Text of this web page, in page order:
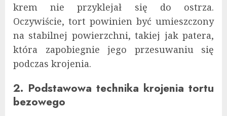
krem nie przyklejał się do ostrza.
Oczywiście, tort powinien być umieszczony
na stabilnej powierzchni, takiej jak patera,
która zapobiegnie jego przesuwaniu się
podczas krojenia.
2. Podstawowa technika krojenia tortu
bezowego